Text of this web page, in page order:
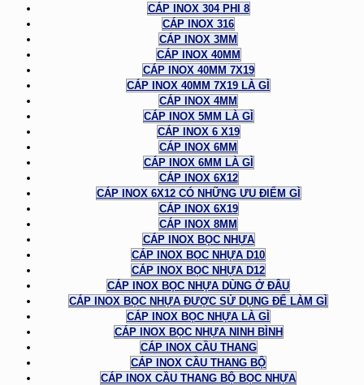
CÁP INOX 304 PHI 8
CÁP INOX 316
CÁP INOX 3MM
CÁP INOX 40MM
CÁP INOX 40MM 7X19
CÁP INOX 40MM 7X19 LÀ GÌ
CÁP INOX 4MM
CÁP INOX 5MM LÀ GÌ
CÁP INOX 6 X19
CÁP INOX 6MM
CÁP INOX 6MM LÀ GÌ
CÁP INOX 6X12
CÁP INOX 6X12 CÓ NHỮNG ƯU ĐIỂM GÌ
CÁP INOX 6X19
CÁP INOX 8MM
CÁP INOX BỌC NHỰA
CÁP INOX BỌC NHỰA D10
CÁP INOX BỌC NHỰA D12
CÁP INOX BỌC NHỰA DÙNG Ở ĐÂU
CÁP INOX BỌC NHỰA ĐƯỢC SỬ DỤNG ĐỂ LÀM GÌ
CÁP INOX BỌC NHỰA LÀ GÌ
CÁP INOX BỌC NHỰA NINH BÌNH
CÁP INOX CẦU THANG
CÁP INOX CẦU THANG BỘ
CÁP INOX CẦU THANG BỘ BỌC NHỰA